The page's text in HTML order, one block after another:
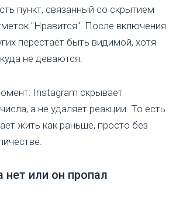
пункт, связанный со скрытием
"Нравится". После включения
перестаёт быть видимой, хотя
не деваются.
Instagram скрывает
а не удаляет реакции. То есть
жить как раньше, просто без
нет или он пропал